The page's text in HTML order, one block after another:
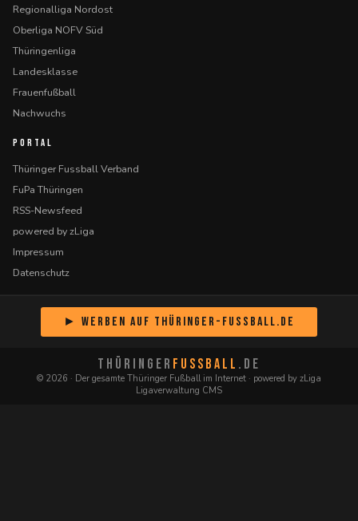
Regionalliga Nordost
Oberliga NOFV Süd
Thüringenliga
Landesklasse
Frauenfußball
Nachwuchs
PORTAL
Thüringer Fussball Verband
FuPa Thüringen
RSS-Newsfeed
powered by zLiga
Impressum
Datenschutz
► Werben auf Thüringer-Fussball.de
THÜRINGER FUSSBALL .DE
© 2026 · Der gesamte Thüringer Fußball im Internet · powered by zLiga
Ligaverwaltung CMS